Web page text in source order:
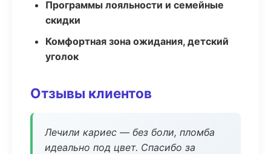
Программы лояльности и семейные
скидки
Комфортная зона ожидания, детский
уголок
Отзывы клиентов
Лечили кариес — без боли, пломба
идеально под цвет. Спасибо за